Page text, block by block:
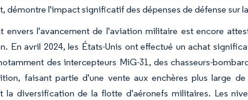
démontre l'impact significatif des dépenses de défense sur
envers l'avancement de l'aviation militaire est encore
En avril 2024, les États-Unis ont effectué un achat
des intercepteurs MiG-31, des chasseurs-
faisant partie d'une vente aux enchères plus large
la diversification de la flotte d'aéronefs militaires. Les